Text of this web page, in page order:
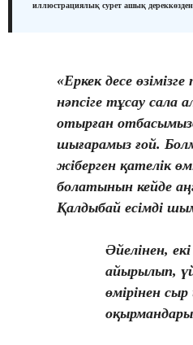
иллюстрациялық сурет ашық
«Еркек десе
нәпсіге тұсау сала
отырған
шығарамыз ғой.
жіберген қателік
болатынын кейде
Қалдыбай есімді
Әйелінен,
айырылып,
өмірінен